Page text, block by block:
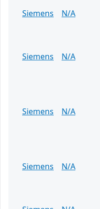
Siemens
N/A
Siemens
N/A
Siemens
N/A
Siemens
N/A